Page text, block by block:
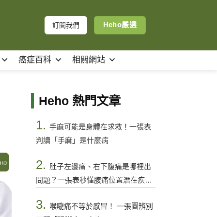
訂閱我們 Heho嚴選
癌症百科 相關網站
Heho 熱門文章
1. 手麻可能是身體在求救！一張表
判讀「手麻」是什麼病
2. 肚子左邊痛、右下腹痛是哪裡出
問題？一張表秒懂腹痛位置潛在疾病
3.
喉嚨痛不等於感冒！ 一張圖辨別